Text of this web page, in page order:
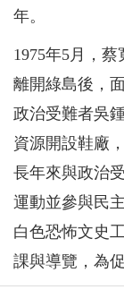
年。
1975年5月，蔡
離開綠島後，
政治受難者吳
資源開設鞋廠
長年來與政治
運動並參與民
白色恐怖文史
課與導覽，為